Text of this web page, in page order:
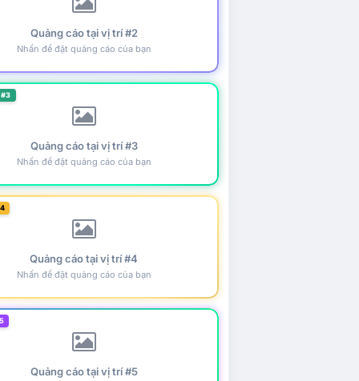
Quảng cáo tại vị trí #2
Nhấn để đặt quảng cáo của bạn
Quảng cáo tại vị trí #3
Nhấn để đặt quảng cáo của bạn
Quảng cáo tại vị trí #4
Nhấn để đặt quảng cáo của bạn
Quảng cáo tại vị trí #5